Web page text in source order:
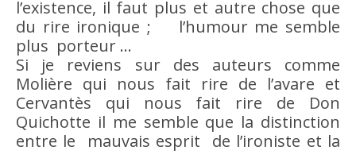
l’existence, il faut plus et autre chose que
du rire ironique ; l’humourme semble
plus porteur …
Si je reviens sur des auteurs comme
Molière qui nous fait rire de l’avare et
Cervantès qui nous fait rire de Don
Quichotte il me semble que la distinction
entre le mauvais esprit de l’ironiste et la